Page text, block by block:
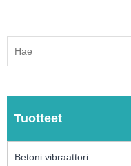
Tuotteet
Betoni vibraattori